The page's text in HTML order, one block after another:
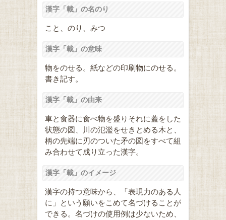
漢字「載」の名のり
こと、のり、みつ
漢字「載」の意味
物をのせる。紙などの印刷物にのせる。
書き記す。
漢字「載」の由来
車と食器に食べ物を盛りそれに蓋をした
状態の図、川の氾濫をせきとめる木と、
柄の先端に刃のついた矛の図をすべて組
み合わせて成り立った漢字。
漢字「載」のイメージ
漢字の持つ意味から、「表現力のある人
に」という願いをこめて名づけることが
できる。名づけの使用例は少ないため、